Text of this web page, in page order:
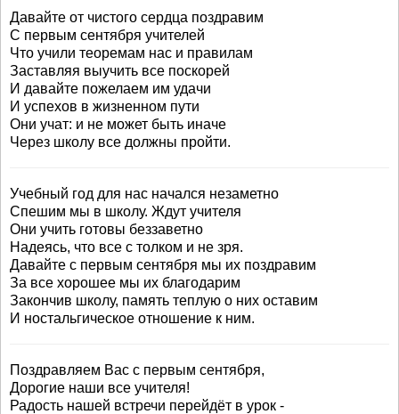
Давайте от чистого сердца поздравим
С первым сентября учителей
Что учили теоремам нас и правилам
Заставляя выучить все поскорей
И давайте пожелаем им удачи
И успехов в жизненном пути
Они учат: и не может быть иначе
Через школу все должны пройти.
Учебный год для нас начался незаметно
Спешим мы в школу. Ждут учителя
Они учить готовы беззаветно
Надеясь, что все с толком и не зря.
Давайте с первым сентября мы их поздравим
За все хорошее мы их благодарим
Закончив школу, память теплую о них оставим
И ностальгическое отношение к ним.
Поздравляем Вас с первым сентября,
Дорогие наши все учителя!
Радость нашей встречи перейдёт в урок -